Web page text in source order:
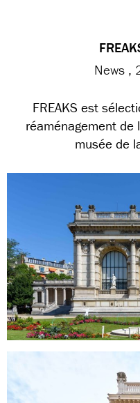
News
FREAKS est
réaménagement de
musée de